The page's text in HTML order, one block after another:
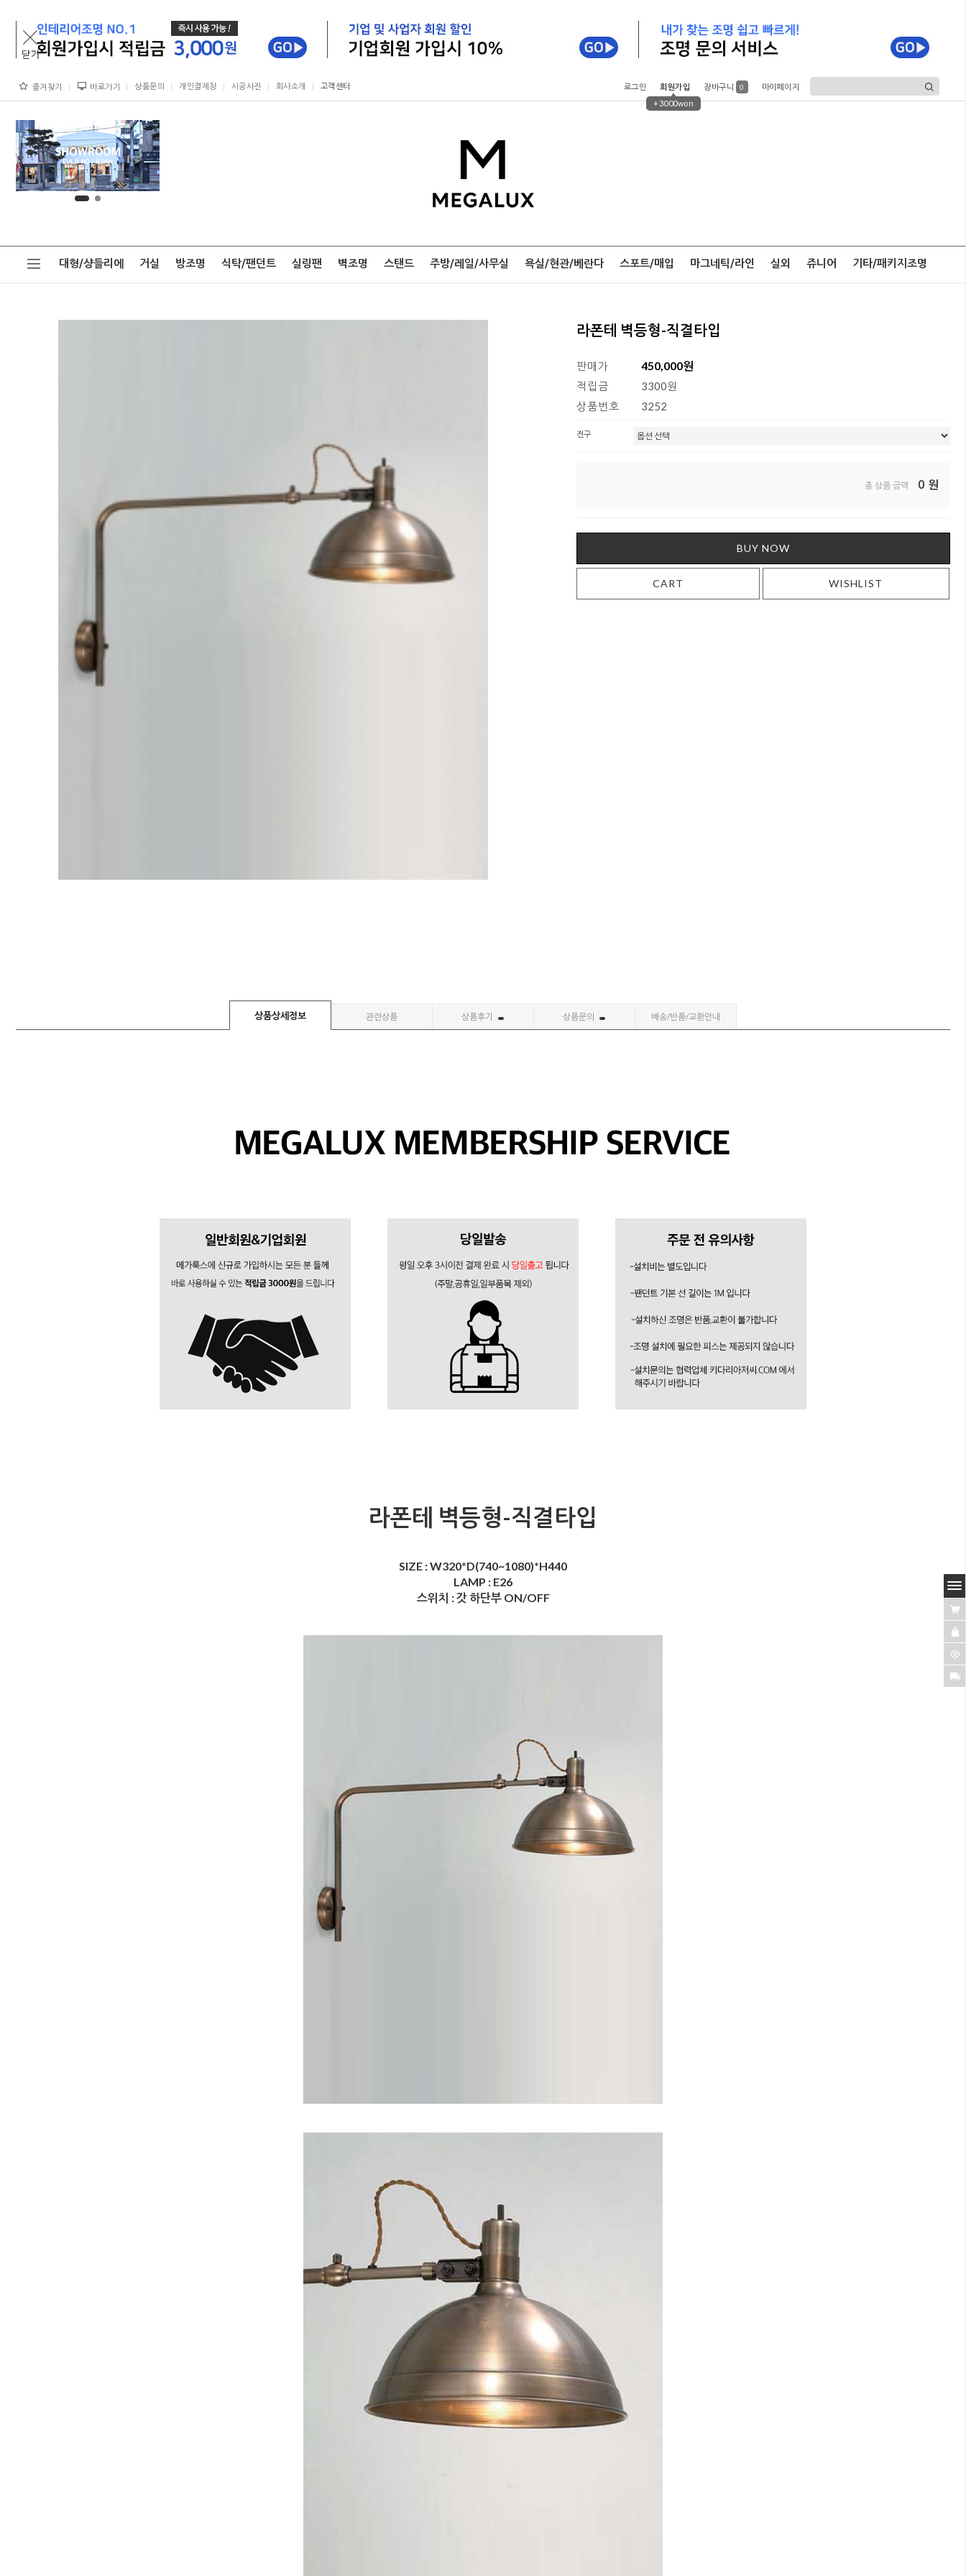
즐겨찾기 바로가기 상품문의 개인결제창 시공사진 회사소개 고객센터 로그인
회원가입
+3000won
장바구니 0 마이페이지
대형/샹들리에 거실 방조명 식탁/팬던트 실링팬 벽조명 스탠드 주방/레일/사무실 욕실/현관/베란다 스포트/매입 마그네틱/라인 실외 쥬니어 기타/패키지조명
라폰테 벽등형-직결타입
판매가 450,000원
적립금
3300원
상품번호
3252
전구
총 상품 금액 0 원
BUY NOW
CART WISHLIST
상품상세정보 관련상품 상품후기 상품문의 배송/반품/교환안내
라폰테 벽등형-직결타입
SIZE : W320*D(740~1080)*H440
LAMP : E26
스위치 : 갓 하단부 ON/OFF